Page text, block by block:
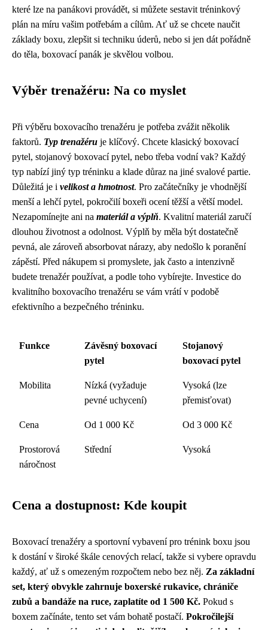
které lze na panákovi provádět, si můžete sestavit tréninkový
plán na míru vašim potřebám a cílům. Ať už se chcete naučit
základy boxu, zlepšit si techniku úderů, nebo si jen dát pořádně
do těla, boxovací panák je skvělou volbou.
Výběr trenažéru: Na co myslet
Při výběru boxovacího trenažéru je potřeba zvážit několik
faktorů. Typ trenažéru je klíčový. Chcete klasický boxovací
pytel, stojanový boxovací pytel, nebo třeba vodní vak? Každý
typ nabízí jiný typ tréninku a klade důraz na jiné svalové partie.
Důležitá je i velikost a hmotnost. Pro začátečníky je vhodnější
menší a lehčí pytel, pokročilí boxeři ocení těžší a větší model.
Nezapomínejte ani na materiál a výplň. Kvalitní materiál zaručí
dlouhou životnost a odolnost. Výplň by měla být dostatečně
pevná, ale zároveň absorbovat nárazy, aby nedošlo k poranění
zápěstí. Před nákupem si promyslete, jak často a intenzivně
budete trenažér používat, a podle toho vybírejte. Investice do
kvalitního boxovacího trenažéru se vám vrátí v podobě
efektivního a bezpečného tréninku.
Funkce
Závěsný boxovací
pytel
Stojanový
boxovací pytel
Mobilita
Nízká (vyžaduje
pevné uchycení)
Vysoká (lze
přemisťovat)
Cena Od 1 000 Kč Od 3 000 Kč
Prostorová
náročnost
Střední Vysoká
Cena a dostupnost: Kde koupit
Boxovací trenažéry a sportovní vybavení pro trénink boxu jsou
k dostání v široké škále cenových relací, takže si vybere opravdu
každý, ať už s omezeným rozpočtem nebo bez něj. Za základní
set, který obvykle zahrnuje boxerské rukavice, chrániče
zubů a bandáže na ruce, zaplatíte od 1 500 Kč. Pokud s
boxem začínáte, tento set vám bohatě postačí. Pokročilejší